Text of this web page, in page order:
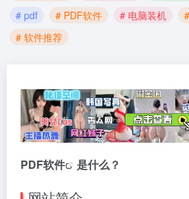
# pdf
# PDF软件 # 电脑装机
# 软件推荐
PDF软件 是什么？